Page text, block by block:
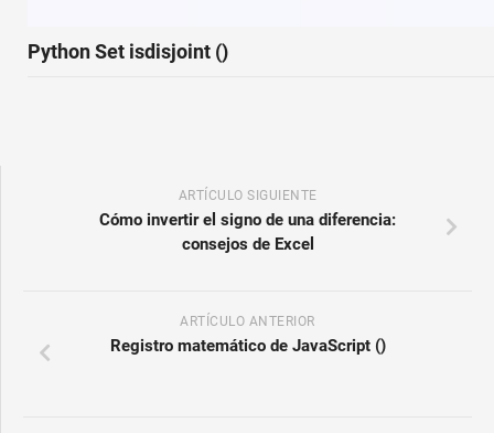
Python Set isdisjoint ()
ARTÍCULO SIGUIENTE
Cómo invertir el signo de una diferencia:
consejos de Excel
ARTÍCULO ANTERIOR
Registro matemático de JavaScript ()